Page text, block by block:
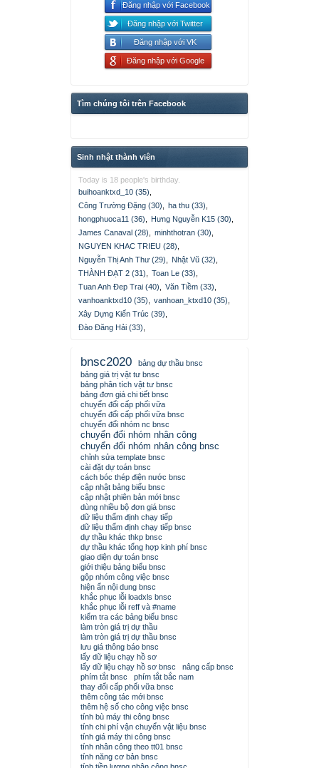
Đăng nhập với Facebook
Đăng nhập với Twitter
Đăng nhập với VK
Đăng nhập với Google
Tìm chúng tôi trên Facebook
Sinh nhật thành viên
Today is 18 people's birthday.
buihoanktxd_10 (35)
Công Trường Đặng (30)
ha thu (33)
hongphuoca11 (36)
Hưng Nguyễn K15 (30)
James Canaval (28)
minhthotran (30)
NGUYEN KHAC TRIEU (28)
Nguyễn Thị Anh Thư (29)
Nhật Vũ (32)
THÀNH ĐẠT 2 (31)
Toan Le (33)
Tuan Anh Đep Trai (40)
Văn Tiềm (33)
vanhoanktxd10 (35)
vanhoan_ktxd10 (35)
Xây Dựng Kiến Trúc (39)
Đào Đăng Hải (33)
bnsc2020
bảng dự thầu bnsc
bảng giá trị vật tư bnsc
bảng phân tích vật tư bnsc
bảng đơn giá chi tiết bnsc
chuyển đổi cấp phối vữa
chuyển đổi cấp phối vữa bnsc
chuyển đổi nhóm nc bnsc
chuyển đổi nhóm nhân công
chuyển đổi nhóm nhân công bnsc
chỉnh sửa template bnsc
cài đặt dự toán bnsc
cách bóc thép điện nước bnsc
cập nhật bảng biểu bnsc
cập nhật phiên bản mới bnsc
dùng nhiều bộ đơn giá bnsc
dữ liệu thẩm định chạy tiếp
dữ liệu thẩm định chạy tiếp bnsc
dự thầu khác thkp bnsc
dự thầu khác tổng hợp kinh phí bnsc
giao diện dự toán bnsc
giới thiệu bảng biểu bnsc
gộp nhóm công việc bnsc
hiện ẩn nội dung bnsc
khắc phục lỗi loadxls bnsc
khắc phục lỗi reff và #name
kiểm tra các bảng biểu bnsc
làm tròn giá trị dự thầu
làm tròn giá trị dự thầu bnsc
lưu giá thông báo bnsc
lấy dữ liệu chạy hồ sơ
lấy dữ liệu chạy hồ sơ bnsc
nâng cấp bnsc
phím tắt bnsc
phím tắt bắc nam
thay đổi cấp phối vữa bnsc
thêm công tác mới bnsc
thêm hệ số cho công việc bnsc
tính bù máy thi công bnsc
tính chi phí vận chuyển vật liệu bnsc
tính giá máy thi công bnsc
tính nhân công theo tt01 bnsc
tính năng cơ bản bnsc